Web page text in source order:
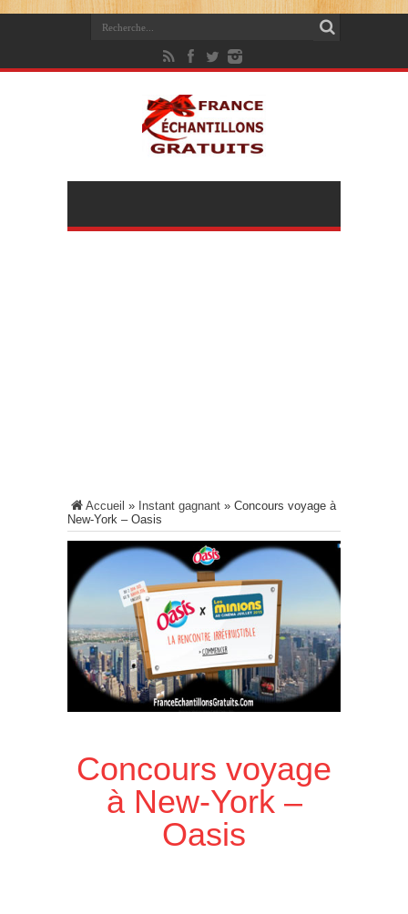
Accueil » Instant gagnant » Concours voyage à
New-York – Oasis
Concours voyage
à New-York –
Oasis